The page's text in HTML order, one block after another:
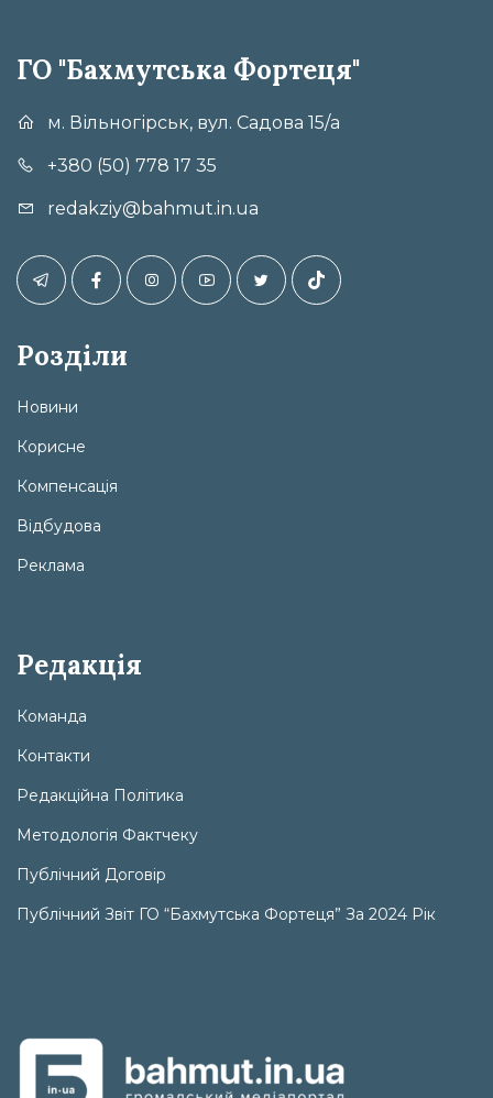
ГО "Бахмутська Фортеця"
м. Вільногірськ, вул. Садова 15/а
+380 (50) 778 17 35
redakziy@bahmut.in.ua
Розділи
Новини
Корисне
Компенсація
Відбудова
Реклама
Редакція
Команда
Контакти
Редакційна Політика
Методологія Фактчеку
Публічний Договір
Публічний Звіт ГО “Бахмутська Фортеця” За 2024 Рік